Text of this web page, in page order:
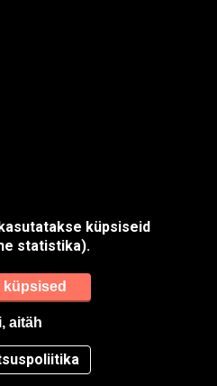
küpsiseid
statistika).
küpsised
aitäh